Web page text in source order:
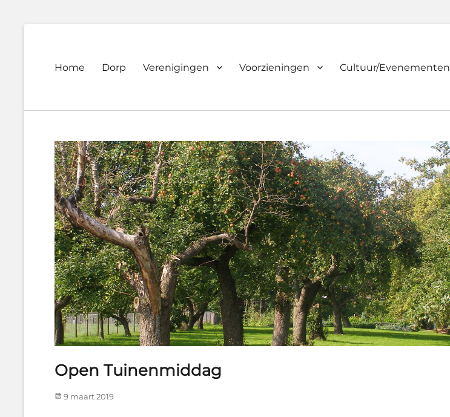
Dorpsvereniging
Westeremden
Primary
Home Dorp Verenigingen Voorzieningen Cultuur/Evenementen
Open Tuinenmiddag
Posted
9 maart 2019